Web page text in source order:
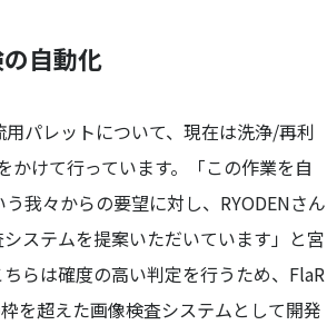
自動化
パレットについて、現在は洗浄/再利
かけて行っています。「この作業を自
我々からの要望に対し、RYODENさん
ステムを提案いただいています」と宮
らは確度の高い判定を行うため、FlaR
を超えた画像検査システムとして開発